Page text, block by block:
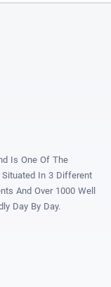
Is One Of The
Situated In 3 Different
And Over 1000 Well
Day By Day.